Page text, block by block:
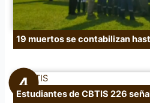
19 muertos se contabilizan
Estudiantes de CBTIS 226